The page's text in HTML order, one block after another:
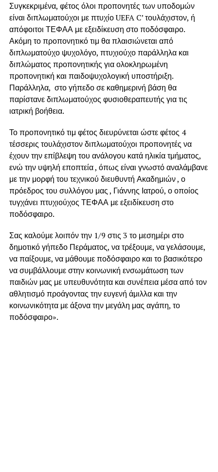
Συγκεκριμένα, φέτος όλοι προπονητές των υποδομών
είναι διπλωματούχοι με πτυχίο UEFA C’ τουλάχιστον, ή
απόφοιτοι ΤΕΦΑΑ με εξειδίκευση στο ποδόσφαιρο.
Ακόμη το προπονητικό τιμ θα πλαισιώνεται από
διπλωματούχο ψυχολόγο, πτυχιούχο παράλληλα και
διπλώματος προπονητικής για ολοκληρωμένη
προπονητική και παιδοψυχολογική υποστήριξη.
Παράλληλα, στο γήπεδο σε καθημερινή βάση θα
παρίστανε διπλωματούχος φυσιοθεραπευτής για τις
ιατρική βοήθεια.
Το προπονητικό τιμ φέτος διευρύνεται ώστε φέτος 4
τέσσερις τουλάχιστον διπλωματούχοι προπονητές να
έχουν την επίβλεψη του ανάλογου κατά ηλικία τμήματος,
ενώ την υψηλή εποπτεία , όπως είναι γνωστό αναλάμβανε
με την μορφή του τεχνικού διευθυντή Ακαδημιών , ο
πρόεδρος του συλλόγου μας , Γιάννης Ιατρού, ο οποίος
τυγχάνει πτυχιούχος ΤΕΦΑΑ με εξειδίκευση στο
ποδόσφαιρο.
Σας καλούμε λοιπόν την 1/9 στις 3 το μεσημέρι στο
δημοτικό γήπεδο Περάματος, να τρέξουμε, να γελάσουμε,
να παίξουμε, να μάθουμε ποδόσφαιρο και το βασικότερο
να συμβάλλουμε στην κοινωνική ενσωμάτωση των
παιδιών μας με υπευθυνότητα και συνέπεια μέσα από τον
αθλητισμό προάγοντας την ευγενή άμιλλα και την
κοινωνικότητα με άξονα την μεγάλη μας αγάπη, το
ποδόσφαιρο».